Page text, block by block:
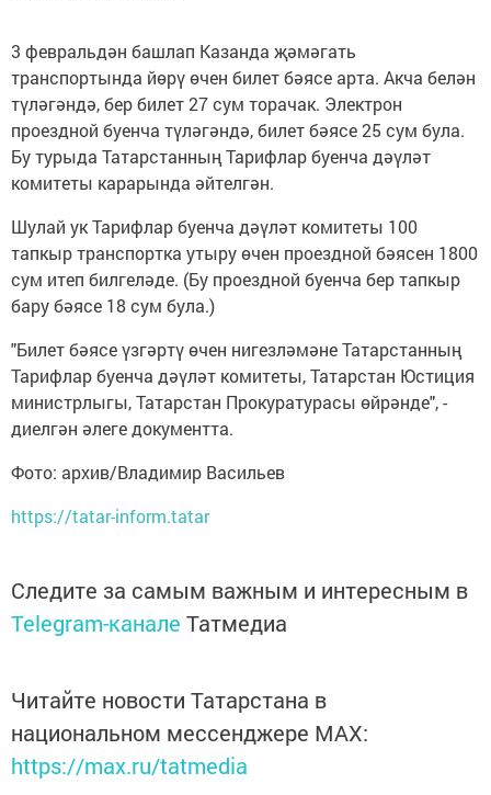
3 февральдән башлап Казанда җәмәгать
транспортында йөрү өчен билет бәясе арта. Акча белән
түләгәндә, бер билет 27 сум торачак. Электрон
проездной буенча түләгәндә, билет бәясе 25 сум була.
Бу турыда Татарстанның Тарифлар буенча дәүләт
комитеты карарында әйтелгән.
Шулай ук Тарифлар буенча дәүләт комитеты 100
тапкыр транспортка утыру өчен проездной бәясен 1800
сум итеп билгеләде. (Бу проездной буенча бер тапкыр
бару бәясе 18 сум була.)
"Билет бәясе үзгәртү өчен нигезләмәне Татарстанның
Тарифлар буенча дәүләт комитеты, Татарстан Юстиция
министрлыгы, Татарстан Прокуратурасы өйрәнде", -
диелгән әлеге документта.
Фото: архив/Владимир Васильев
https://tatar-inform.tatar
Следите за самым важным и интересным в
Telegram-канале Татмедиа
Читайте новости Татарстана в
национальном мессенджере MАХ:
https://max.ru/tatmedia